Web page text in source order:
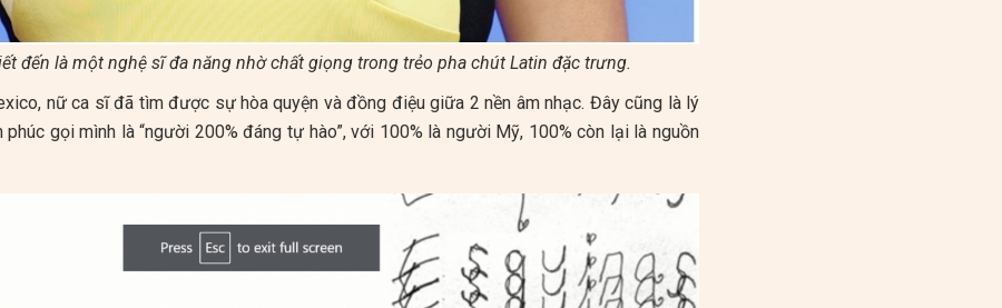
đến là một nghệ sĩ đa năng nhờ chất giọng trong trẻo pha chút Latin đặc trưng.
nữ ca sĩ đã tìm được sự hòa quyện và đồng điệu giữa 2 nền âm nhạc. Đây cũng là lý
gọi mình là “người 200% đáng tự hào”, với 100% là người Mỹ, 100% còn lại là nguồn